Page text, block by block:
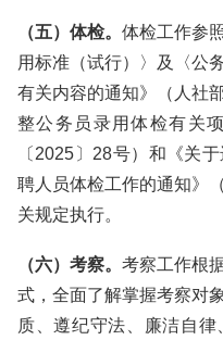
（五）体检。 体检工作参
用标准（试行）〉及〈公
有关内容的通知》（人社
整公务员录用体检有关
〔2025〕28号）和《关
聘人员体检工作的通知》
关规定执行。
（六）考察。 考察工作根
式，全面了解掌握考察对
质、遵纪守法、廉洁自